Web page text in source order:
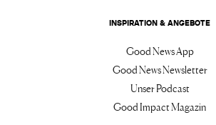
INSPIRATION & ANGEBOTE
Good News App
Good News Newsletter
Unser Podcast
Good Impact Magazin